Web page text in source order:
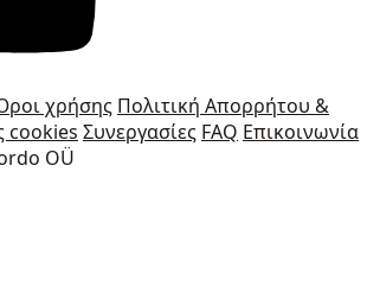
χρήσης Πολιτική Απορρήτου &
cookies Συνεργασίες FAQ Επικοινωνία
OÜ